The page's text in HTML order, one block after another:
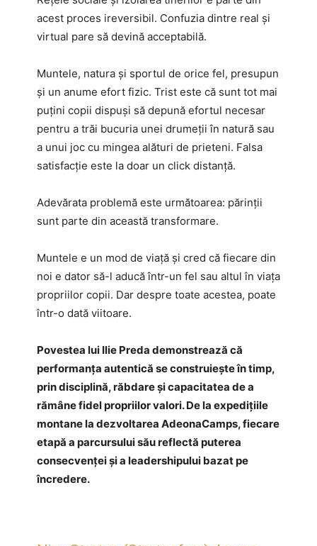
acest proces ireversibil. Confuzia dintre real și
virtual pare să devină acceptabilă.
Muntele, natura și sportul de orice fel, presupun
și un anume efort fizic. Trist este că sunt tot mai
puțini copii dispuși să depună efortul necesar
pentru a trăi bucuria unei drumeții în natură sau
a unui joc cu mingea alături de prieteni. Falsa
satisfacție este la doar un click distanță.
Adevărata problemă este următoarea: părinții
sunt parte din această transformare.
Muntele e un mod de viață și cred că fiecare din
noi e dator să-l aducă într-un fel sau altul în viața
propriilor copii. Dar despre toate acestea, poate
într-o dată viitoare.
Povestea lui Ilie Preda demonstrează că
performanța autentică se construiește în timp,
prin disciplină, răbdare și capacitatea de a
rămâne fidel propriilor valori. De la expedițiile
montane la dezvoltarea AdeonaCamps, fiecare
etapă a parcursului său reflectă puterea
consecvenței și a leadershipului bazat pe
încredere.